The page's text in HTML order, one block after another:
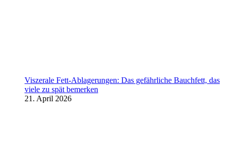
Viszerale Fett-Ablagerungen: Das gefährliche Bauchfett, das
viele zu spät bemerken
21. April 2026